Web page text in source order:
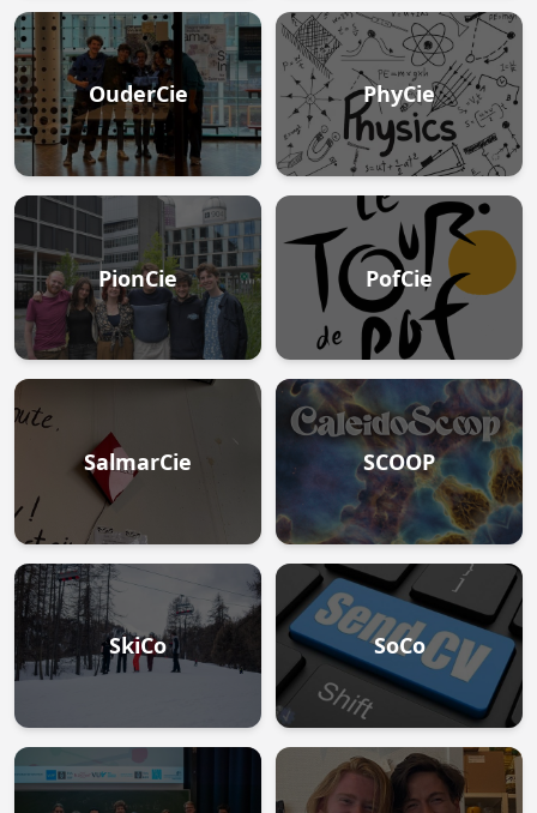
OuderCie PhyCie
PionCie PofCie
SalmarCie SCOOP
SkiCo SoCo